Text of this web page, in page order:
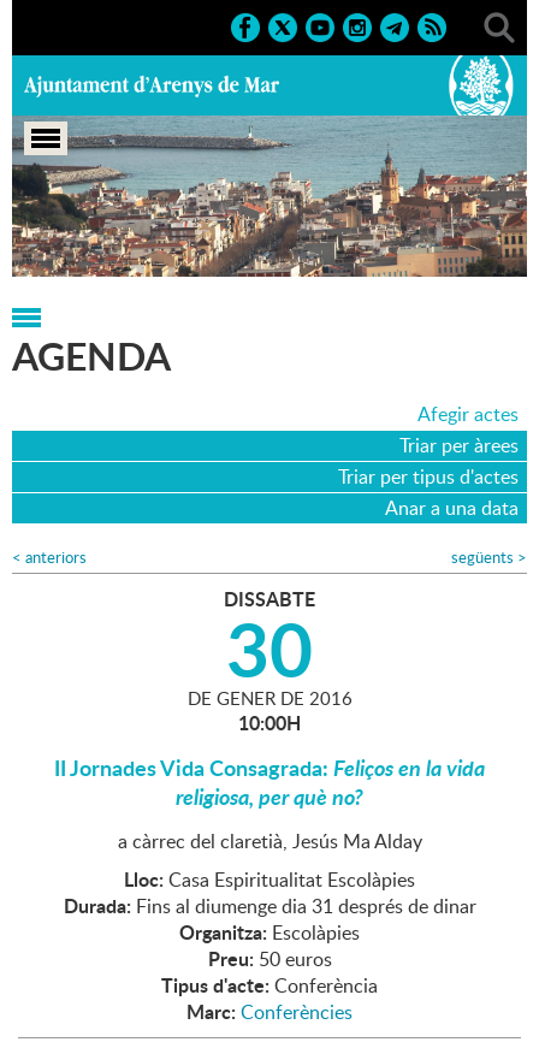
Portada > Agenda > 30-01-2016
AGENDA
Afegir actes
Triar per àrees
Triar per tipus d'actes
Anar a una data
< anteriors següents >
DISSABTE
30
DE GENER DE 2016
10:00H
II Jornades Vida Consagrada:Feliços en la vida
religiosa, per què no?
a càrrec del claretià, Jesús Ma Alday
Lloc: Casa Espiritualitat Escolàpies
Durada: Fins al diumenge dia 31 després de dinar
Organitza: Escolàpies
Preu: 50 euros
Tipus d'acte: Conferència
Marc: Conferències